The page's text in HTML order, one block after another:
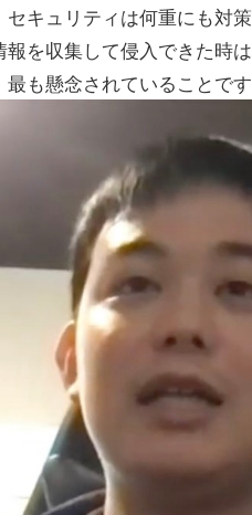
キュリティは何重にも対
を収集して侵入できた時
も懸念されていることで